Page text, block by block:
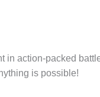
in action-packed
is possible!